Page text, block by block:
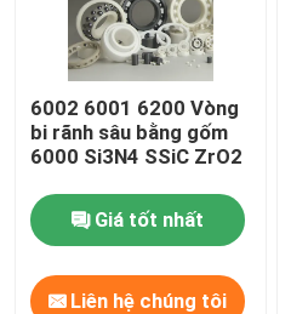
6002 6001 6200 Vòng
bi rãnh sâu bằng gốm
6000 Si3N4 SSiC ZrO2
Giá tốt nhất
Liên hệ chúng tôi